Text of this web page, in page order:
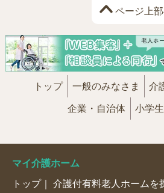
ページ上
トップ 一般のみなさま 介
企業・自治体 小学
マイ介護ホーム
トップ 介護付有料老人ホームを